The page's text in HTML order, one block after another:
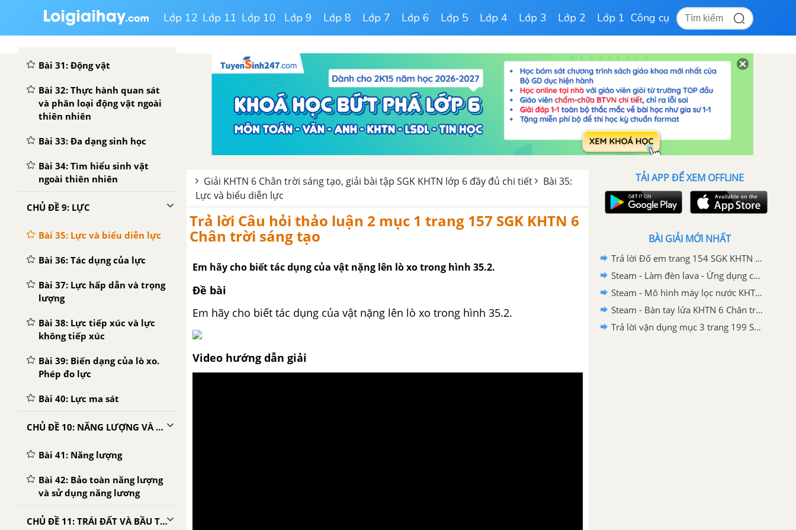
Lớp 12 Lớp 11 Lớp 10 Lớp 9 Lớp 8 Lớp 7 Lớp 6 Lớp 5 Lớp 4 Lớp 3 Lớp 2 Lớp 1 Công cụ
Bài 30: Thực hành phân loại
Bài 31: Động vật
Bài 32: Thực hành quan sát
và phân loại động vật ngoài
thiên nhiên
Bài 33: Đa dạng sinh học
Bài 34: Tìm hiểu sinh vật
ngoài thiên nhiên
CHỦ ĐỀ 9: LỰC
Bài 35: Lực và biểu diễn lực
Bài 36: Tác dụng của lực
Bài 37: Lực hấp dẫn và trọng
lượng
Bài 38: Lực tiếp xúc và lực
không tiếp xúc
Bài 39: Biến dạng của lò xo.
Phép đo lực
Bài 40: Lực ma sát
CHỦ ĐỀ 10: NĂNG LƯỢNG VÀ CUỘC SỐNG
Bài 41: Năng lượng
Bài 42: Bảo toàn năng lượng
và sử dụng năng lương
CHỦ ĐỀ 11: TRÁI ĐẤT VÀ BẦU TRỜI
Giải KHTN 6 Chân trời sáng tạo, giải bài tập SGK KHTN lớp 6 đầy đủ chi tiết
Bài 35:
Lực và biểu diễn lực
Trả lời Câu hỏi thảo luận 2 mục 1 trang 157 SGK KHTN 6
Chân trời sáng tạo
Em hãy cho biết tác dụng của vật nặng lên lò xo trong hình 35.2.
Đề bài
Em hãy cho biết tác dụng của vật nặng lên lò xo trong hình 35.2.
Video hướng dẫn giải
TẢI APP ĐỂ XEM OFFLINE
BÀI GIẢI MỚI NHẤT
Trả lời Đố em trang 154 SGK KHTN 6 Chân trời sáng tạo
Steam - Làm đèn lava - Ứng dụng của nhũ tương KHTN 6 - Chân trời sáng tạo
Steam - Mô hình máy lọc nước KHTN 6 Chân trời sáng tạo
Steam - Bàn tay lửa KHTN 6 Chân trời sáng tạo
Trả lời vận dụng mục 3 trang 199 SGK KHTN 6 Chân trời sáng tạo